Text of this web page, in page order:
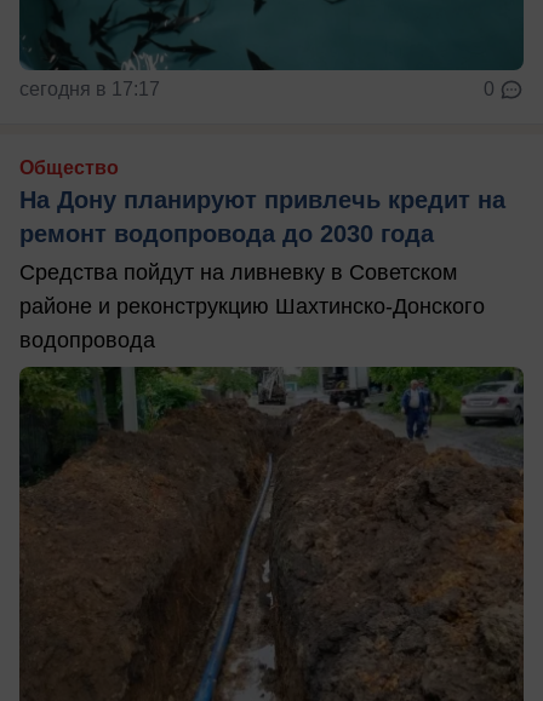
сегодня в 17:17 0
Общество
На Дону планируют привлечь кредит на
ремонт водопровода до 2030 года
Средства пойдут на ливневку в Советском
районе и реконструкцию Шахтинско-Донского
водопровода